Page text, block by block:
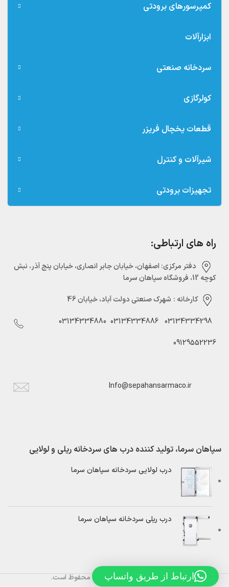
کمپرسورهای برودتی
ابزارآلات
سردخانه صنعتی
کولرگازی
قطعات یخچال فریزر
شیرآلات و کنترل
تجهیزات برودتی
راه های ارتباطی:
دفتر مرکزی:‌ اصفهان، خیابان جابر انصاری، خیابان پنج آذر، نبش
کوچه 12، فروشگاه سپاهان سرما
کارخانه : شهرک صنعتی دولت آباد، خیابان 46
03134334298
03134334886
03134334880
09129552236
Info@sepahansarmaco.ir
سپاهان سرما، تولید کننده درب های سردخانه ریلی و لولایی
درب لولایی سردخانه سپاهان سرما
درب ریلی سردخانه سپاهان سرما
تمام حقوق برایسپاهان سرمامحفوظ است. ارتباط از طریق واتساپ